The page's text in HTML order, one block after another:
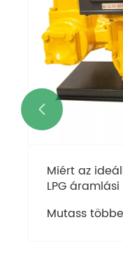
Miért az
LPG
mérésére?
Mutass
